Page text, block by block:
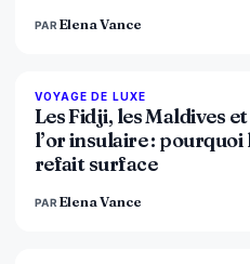
PAR Elena Vance
VOYAGE DE LUXE
Les Fidji, les Maldives
l’or insulaire :
refait surface
PAR Elena Vance